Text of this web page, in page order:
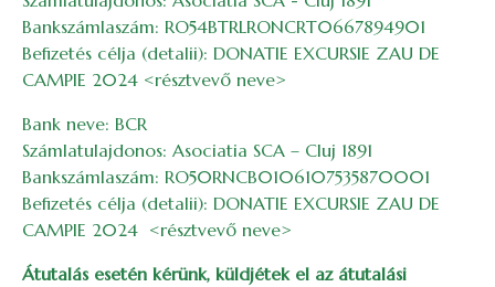
Bankszámlaszám: RO54BTRLRONCRT0667894901
Befizetés célja (detalii): DONATIE EXCURSIE ZAU DE
CAMPIE 2024 <résztvevő neve>
Bank neve: BCR
Számlatulajdonos: Asociatia SCA – Cluj 1891
Bankszámlaszám: RO50RNCB0106107535870001
Befizetés célja (detalii): DONATIE EXCURSIE ZAU DE
CAMPIE 2024 <résztvevő neve>
Átutalás esetén kérünk, küldjétek el az átutalási